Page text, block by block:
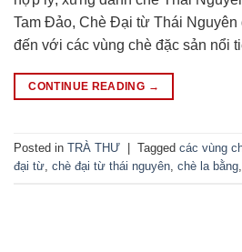
Tam Đảo, Chè Đại từ Thái
đến với các vùng chè đặc sản nổi
CONTINUE READING →
Posted in TRÀ THƯ Tagged các vùng
đại từ, chè đại từ thái nguyên, chè la bằng,